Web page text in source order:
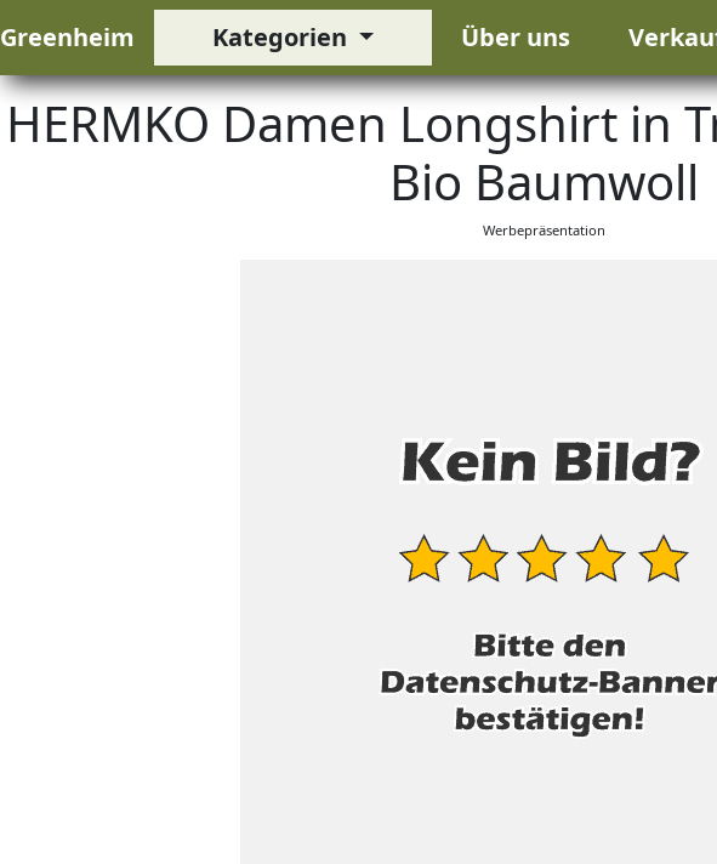
Greenheim Kategorien Über uns
HERMKO Damen Longshirt in
Bio Baumwoll
Werbepräsentation